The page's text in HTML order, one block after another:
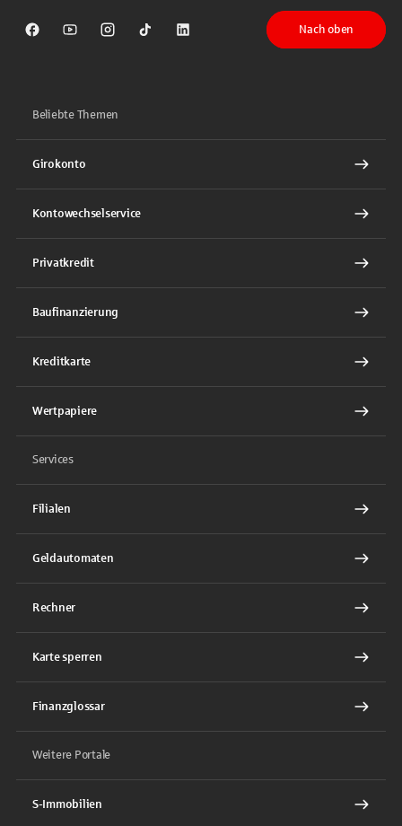
Sparkasse auf Facebook
Sparkasse auf Youtube
Sparkasse auf Instagram
Sparkasse auf TikTok
Sparkasse auf LinkedIn
Nach oben
Beliebte Themen
Girokonto
Kontowechselservice
Privatkredit
Baufinanzierung
Kreditkarte
Wertpapiere
Services
Filialen
Geldautomaten
Rechner
Karte sperren
Finanzglossar
Weitere Portale
S-Immobilien